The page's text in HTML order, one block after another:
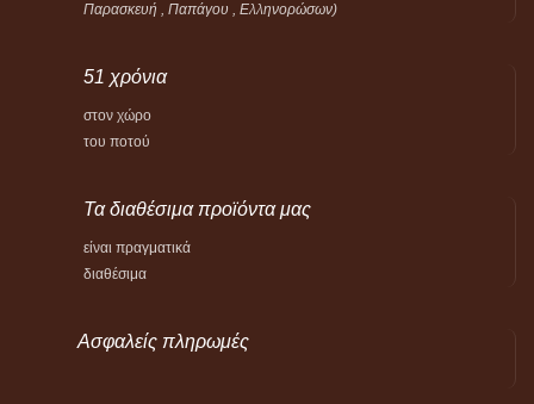
Παρασκευή , Παπάγου , Ελληνορώσων)
51 χρόνια
στον χώρο
του ποτού
Τα διαθέσιμα προϊόντα μας
είναι πραγματικά
διαθέσιμα
Ασφαλείς πληρωμές